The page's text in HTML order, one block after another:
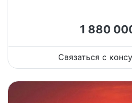
1 880
Связаться с